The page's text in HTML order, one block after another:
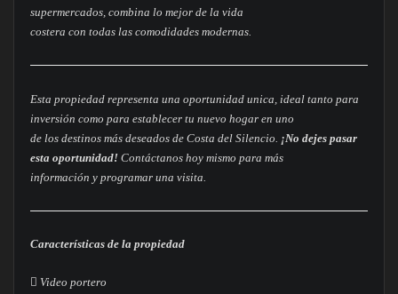
supermercados, combina lo mejor de la vida
costera con todas las comodidades modernas.
Esta propiedad representa una oportunidad unica, ideal tanto para
inversión como para establecer tu nuevo hogar en uno
de los destinos más deseados de Costa del Silencio. ¡No dejes pasar
esta oportunidad!Contáctanos hoy mismo para más
información y programar una visita.
Características de la propiedad
 Video portero